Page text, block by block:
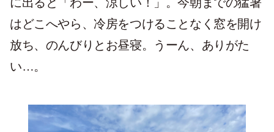
はどこへやら、冷房をつけることなく窓を開け
放ち、のんびりとお昼寝。うーん、ありがた
い…。